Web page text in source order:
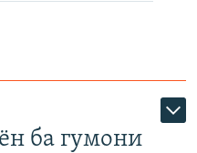
ба гумони